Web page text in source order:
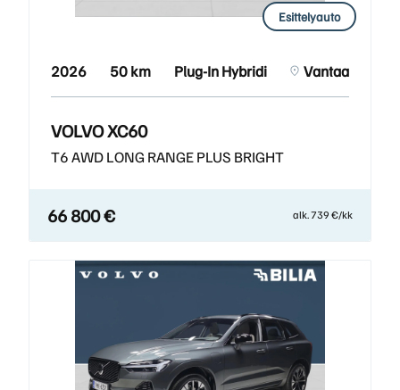
Esittelyauto
2026 50 km Plug-In Hybridi Vantaa
VOLVO XC60
T6 AWD LONG RANGE PLUS BRIGHT
66 800 € alk. 739 €/kk